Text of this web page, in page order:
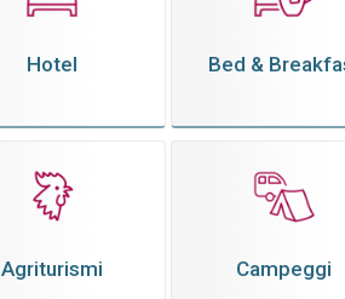
Hotel Bed &
Agriturismi Campeggi